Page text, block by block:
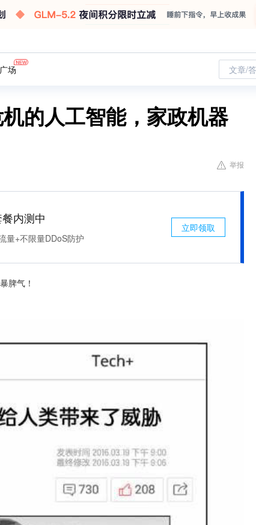
场 文章/
的人工智能，家政机器
举报
内测中
量+不限量DDoS防护
立即领取
脾气！